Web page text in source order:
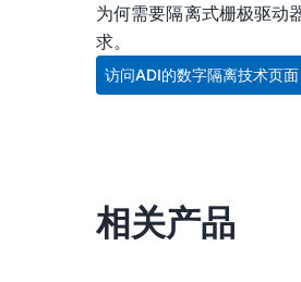
为何需要隔离式栅极驱动
求。
访问ADI的数字隔离技术页面
相关产品